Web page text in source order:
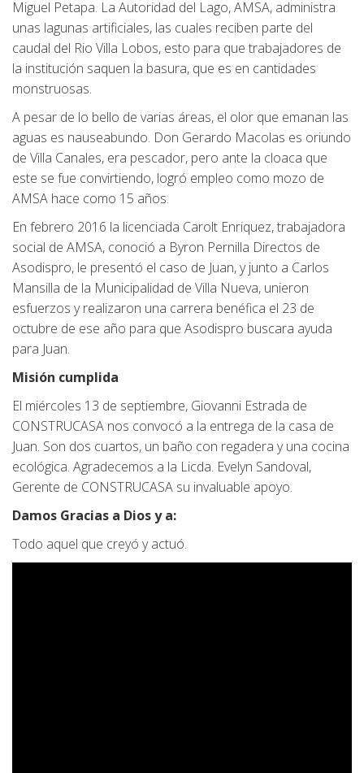
Miguel Petapa. La Autoridad del Lago, AMSA, administra
unas lagunas artificiales, las cuales reciben parte del
caudal del Rio Villa Lobos, esto para que trabajadores de
la institución saquen la basura, que es en cantidades
monstruosas.
A pesar de lo bello de varias áreas, el olor que emanan las
aguas es nauseabundo. Don Gerardo Macolas es oriundo
de Villa Canales, era pescador, pero ante la cloaca que
este se fue convirtiendo, logró empleo como mozo de
AMSA hace como 15 años.
En febrero 2016 la licenciada Carolt Enriquez, trabajadora
social de AMSA, conoció a Byron Pernilla Directos de
Asodispro, le presentó el caso de Juan, y junto a Carlos
Mansilla de la Municipalidad de Villa Nueva, unieron
esfuerzos y realizaron una carrera benéfica el 23 de
octubre de ese año para que Asodispro buscara ayuda
para Juan.
Misión cumplida
El miércoles 13 de septiembre, Giovanni Estrada de
CONSTRUCASA nos convocó a la entrega de la casa de
Juan. Son dos cuartos, un baño con regadera y una cocina
ecológica. Agradecemos a la Licda. Evelyn Sandoval,
Gerente de CONSTRUCASA su invaluable apoyo.
Damos Gracias a Dios y a:
Todo aquel que creyó y actuó.